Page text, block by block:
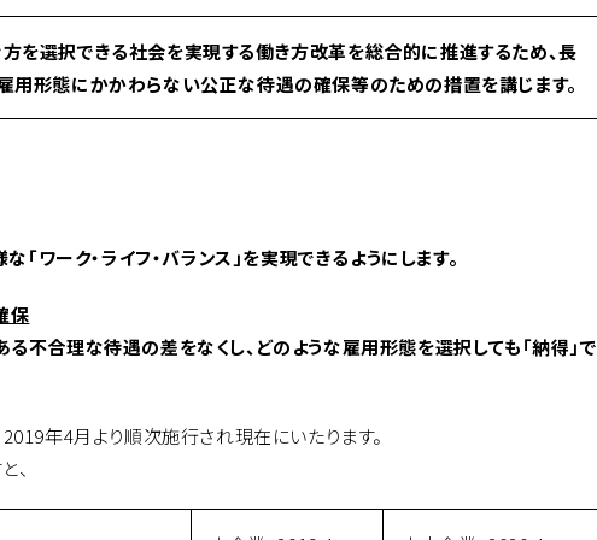
を選択できる社会を実現する働き方改革を総合的に推進するため、長
用形態にかかわらない公正な待遇の確保等のための措置を講じます。
ワーク・ライフ・バランス」を実現できるようにします。
保
合理な待遇の差をなくし、どのような雇用形態を選択しても「納得」で
年4月より順次施行され現在にいたります。
、